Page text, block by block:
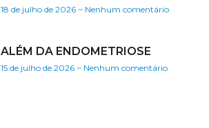
18 de julho de 2026 Nenhum comentário
ALÉM DA ENDOMETRIOSE
15 de julho de 2026 Nenhum comentário